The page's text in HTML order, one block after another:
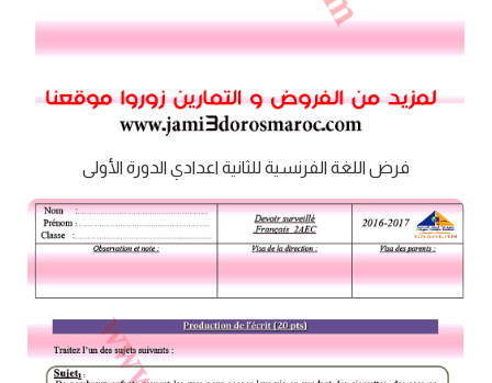
فرض اللغة الفرنسية للثانية اعدادي الدورة الأولى